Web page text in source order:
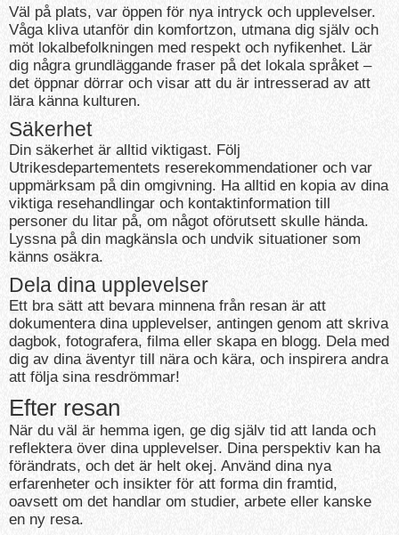
Väl på plats, var öppen för nya intryck och upplevelser.
Våga kliva utanför din komfortzon, utmana dig själv och
möt lokalbefolkningen med respekt och nyfikenhet. Lär
dig några grundläggande fraser på det lokala språket –
det öppnar dörrar och visar att du är intresserad av att
lära känna kulturen.
Säkerhet
Din säkerhet är alltid viktigast. Följ
Utrikesdepartementets reserekommendationer och var
uppmärksam på din omgivning. Ha alltid en kopia av dina
viktiga resehandlingar och kontaktinformation till
personer du litar på, om något oförutsett skulle hända.
Lyssna på din magkänsla och undvik situationer som
känns osäkra.
Dela dina upplevelser
Ett bra sätt att bevara minnena från resan är att
dokumentera dina upplevelser, antingen genom att skriva
dagbok, fotografera, filma eller skapa en blogg. Dela med
dig av dina äventyr till nära och kära, och inspirera andra
att följa sina resdrömmar!
Efter resan
När du väl är hemma igen, ge dig själv tid att landa och
reflektera över dina upplevelser. Dina perspektiv kan ha
förändrats, och det är helt okej. Använd dina nya
erfarenheter och insikter för att forma din framtid,
oavsett om det handlar om studier, arbete eller kanske
en ny resa.